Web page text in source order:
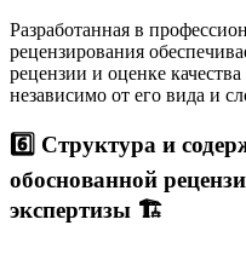
Разработанная в
рецензирования
рецензии и оценке
независимо от его вида и
6️⃣ Структура и
обоснованной
экспертизы 🏗️